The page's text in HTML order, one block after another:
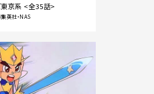
京系 <全35話>
英社・NAS